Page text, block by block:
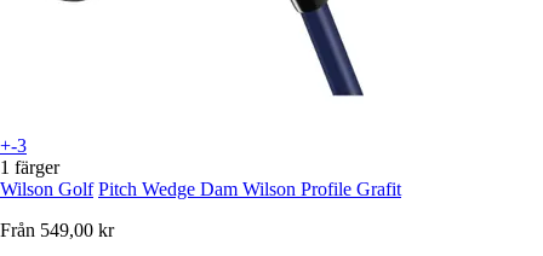
+-3
1 färger
Wilson Golf Pitch Wedge Dam Wilson Profile Grafit
Från 549,00 kr